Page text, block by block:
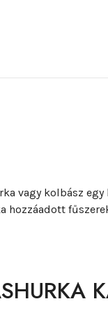
vagy kolbász
hozzáadott